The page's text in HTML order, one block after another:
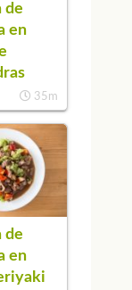
de
en
35m
de
en